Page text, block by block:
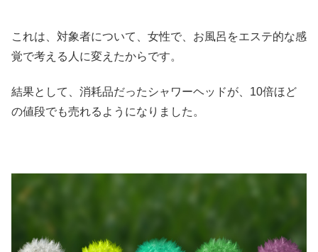
これは、対象者について、女性で、お風呂をエステ的な感
覚で考える人に変えたからです。
結果として、消耗品だったシャワーヘッドが、10倍ほど
の値段でも売れるようになりました。